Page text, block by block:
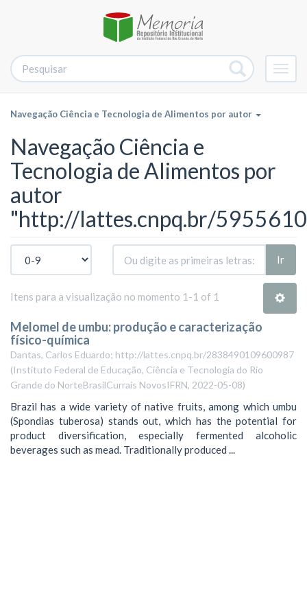
Navegação Ciência e Tecnologia de Alimentos por autor
Navegação Ciência e
Tecnologia de Alimentos por
autor
"http://lattes.cnpq.br/
Ir
Itens para a visualização no momento 1-1 of 1
Melomel de umbu: produção e caracterização
físico-química
Dantas, Carlos Eduardo; http://lattes.cnpq.br/2838490109600987
(Instituto Federal de Educação, Ciência e Tecnologia do Rio
Grande do NorteBrasilCurrais NovosIFRN, 2022-05-08)
Brazil has a wide variety of native fruits, among which umbu
(Spondias tuberosa) stands out, which has the potential for
product diversification, especially fermented alcoholic
beverages such as mead. Traditionally produced ...